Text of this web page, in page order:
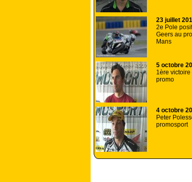
23 juillet
2e Pole
Geers au
Mans
5 octobre
1ère
promo
4 octobre
Peter
promosport